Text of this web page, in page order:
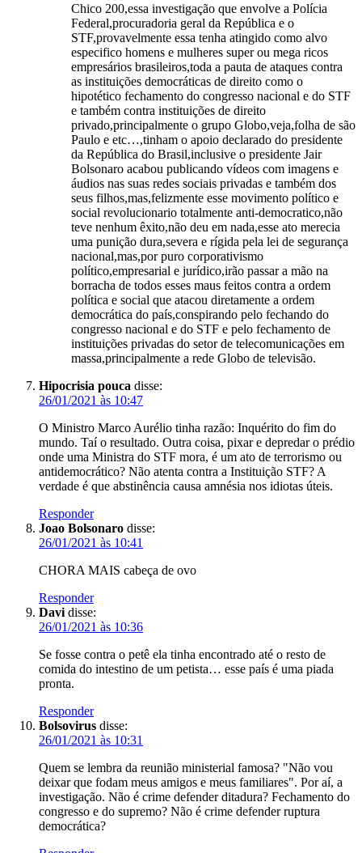
Chico 200,essa investigação que envolve a Polícia
Federal,procuradoria geral da República e o
STF,provavelmente essa tenha atingido como alvo
especifico homens e mulheres super ou mega ricos
empresários brasileiros,toda a pauta de ataques contra
as instituições democráticas de direito como o
hipotético fechamento do congresso nacional e do STF
e também contra instituições de direito
privado,principalmente o grupo Globo,veja,folha de são
Paulo e etc…,tinham o apoio declarado do presidente
da República do Brasil,inclusive o presidente Jair
Bolsonaro acabou publicando vídeos com imagens e
áudios nas suas redes sociais privadas e também dos
seus filhos,mas,felizmente esse movimento político e
social revolucionario totalmente anti-democratico,não
teve nenhum êxito,não deu em nada,esse ato merecia
uma punição dura,severa e rígida pela lei de segurança
nacional,mas,por puro corporativismo
político,empresarial e jurídico,irão passar a mão na
borracha de todos esses maus feitos contra a ordem
política e social que atacou diretamente a ordem
democrática do país,conspirando pelo fechando do
congresso nacional e do STF e pelo fechamento de
instituições privadas do setor de telecomunicações em
massa,principalmente a rede Globo de televisão.
Hipocrisia pouca disse:
26/01/2021 às 10:47
O Ministro Marco Aurélio tinha razão: Inquérito do fim do
mundo. Taí o resultado. Outra coisa, pixar e depredar o prédio
onde uma Ministra do STF mora, é um ato de terrorismo ou
antidemocrático? Não atenta contra a Instituição STF? A
verdade é que abstinência causa amnésia nos idiotas úteis.
Responder
Joao Bolsonaro disse:
26/01/2021 às 10:41
CHORA MAIS cabeça de ovo
Responder
Davi disse:
26/01/2021 às 10:36
Se fosse contra o petê ela tinha encontrado até o resto de
comida do intestino de um petista… esse país é uma piada
pronta.
Responder
Bolsovirus disse:
26/01/2021 às 10:31
Quem se lembra da reunião ministerial famosa? "Não vou
deixar que fodam meus amigos e meus familiares". Por aí, a
investigação. Não é crime defender ditadura? Fechamento do
congresso e do supremo? Não é crime defender ruptura
democrática?